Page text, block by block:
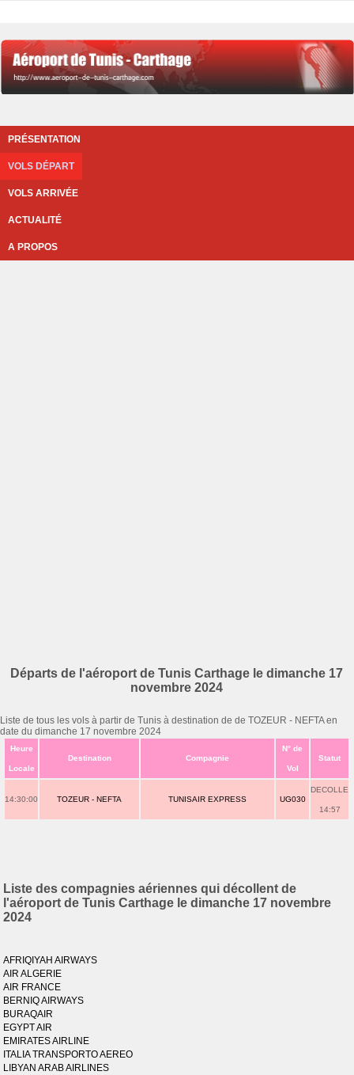
PRÉSENTATION
VOLS DÉPART
VOLS ARRIVÉE
ACTUALITÉ
A PROPOS
Départs de l'aéroport de Tunis Carthage le dimanche 17
novembre 2024
Liste de tous les vols à partir de Tunis à destination de de TOZEUR - NEFTA en
date du dimanche 17 novembre 2024
Heure
Locale
Destination Compagnie
N° de
Vol
Statut
14:30:00 TOZEUR - NEFTA TUNISAIR EXPRESS UG030
DECOLLE
14:57
Liste des compagnies aériennes qui décollent de
l'aéroport de Tunis Carthage le dimanche 17 novembre
2024
AFRIQIYAH AIRWAYS
AIR ALGERIE
AIR FRANCE
BERNIQ AIRWAYS
BURAQAIR
EGYPT AIR
EMIRATES AIRLINE
ITALIA TRANSPORTO AEREO
LIBYAN ARAB AIRLINES